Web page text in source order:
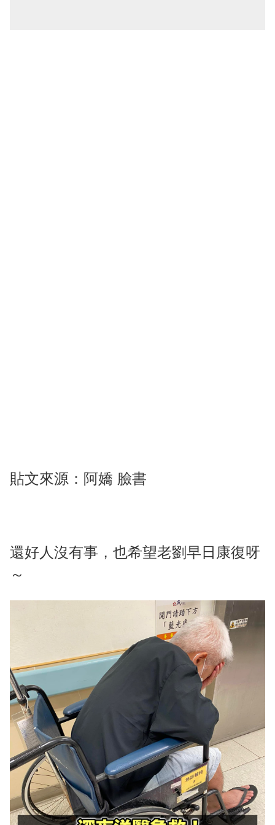
貼文來源：阿嬌 臉書
還好人沒有事，也希望老劉早日康復呀
～